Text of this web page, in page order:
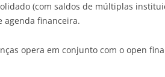
(com saldos de múltiplas
agenda financeira.
opera em conjunto com o open